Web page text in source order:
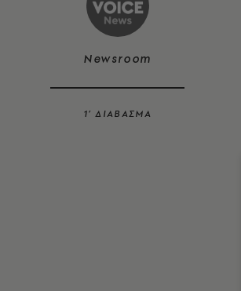
Newsroom
1’ ΔΙΑΒΑΣΜΑ